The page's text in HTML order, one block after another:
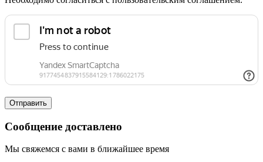
Отправить
Сообщение доставлено
Мы свяжемся с вами в ближайшее время